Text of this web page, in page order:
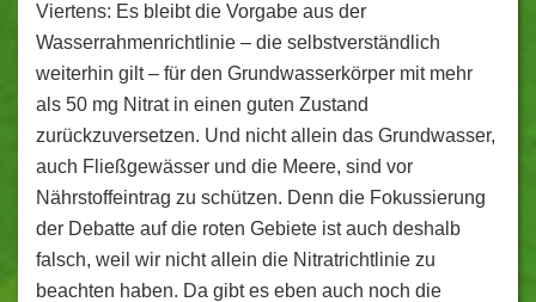
Viertens: Es bleibt die Vorgabe aus der
Wasserrahmenrichtlinie – die selbstverständlich
weiterhin gilt – für den Grundwasserkörper mit mehr
als 50 mg Nitrat in einen guten Zustand
zurückzuversetzen. Und nicht allein das Grundwasser,
auch Fließgewässer und die Meere, sind vor
Nährstoffeintrag zu schützen. Denn die Fokussierung
der Debatte auf die roten Gebiete ist auch deshalb
falsch, weil wir nicht allein die Nitratrichtlinie zu
beachten haben. Da gibt es eben auch noch die